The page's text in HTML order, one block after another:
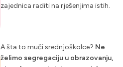
zajednica raditi na rješenjima istih.
A šta to muči srednjoškolce? Ne
želimo segregaciju u obrazovanju,